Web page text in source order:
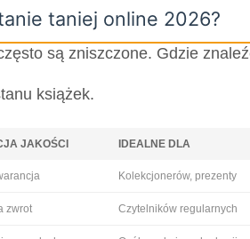
taniej online 2026?
są zniszczone. Gdzie
książek.
JAKOŚCI IDEALNE DLA
Kolekcjonerów, prezenty
zwrot Czytelników regularnych